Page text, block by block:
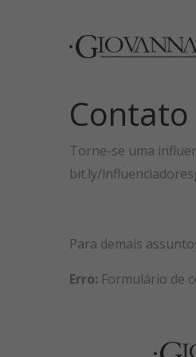
Contato
Torne-se uma
bit.ly/
Para demais
Erro: Formulário de